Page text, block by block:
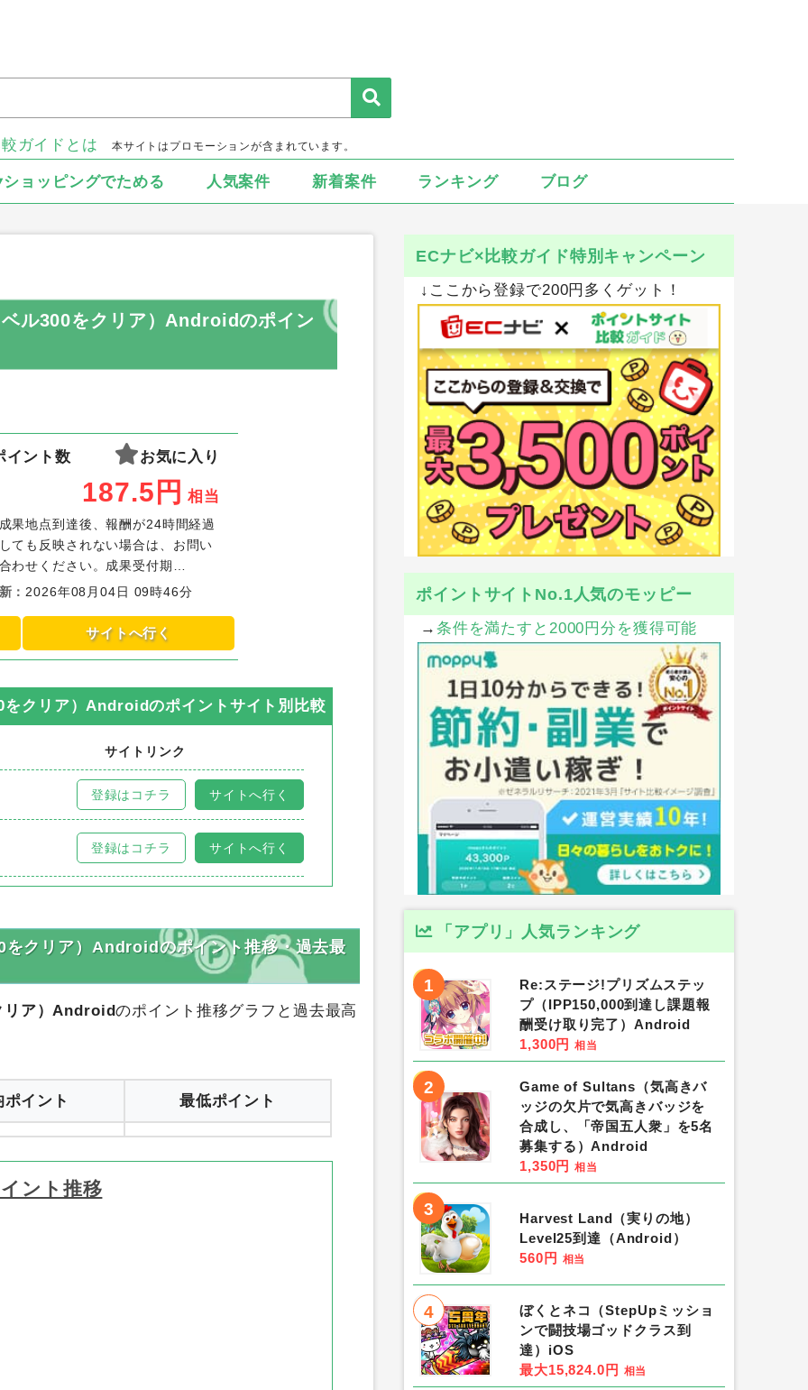
ガイドとは 本サイトはプロモーションが含まれています。
ショッピングでためる 人気案件 新着案件 ランキング ブログ
ル300をクリア）Androidのポイン
イント数 お気に入り
187.5 円 相当
果地点到達後、報酬が24時間経過
ても反映されない場合は、お問い
わせください。成果受付期
：広告クリックから30日以内
45日以内※掲載が終了した場合も
果受取期間内に達成された場合は
成果地点違いのキャンペーンを複
利用いただくことはできません。
点レベル10キャンペーン②アプリ
成果地点レベル20・インストール
にミッション中に表示があること
確認できたキャンペーンがご利用
ただけます。・キャンペーン①経
でインストールし、ミッション中
反映した後、キャンペーン②経由
に表示されません。■却下条件・
信環境が不安定な状態でアプリを
ンストールした場合・本広告を経
したアプリのインストールが確認
きない場合・過去に同一アプリを
ことがある場合・アプリを新規イ
ストールした端末に、異なる端末
データを引き継いで条件を達成し
引き継いで条件を達成した場合・
： 2026年08月04日 09時46分
サイトへ行く
をクリア）Androidのポイントサイト別比較
サイトリンク
登録はコチラ サイトへ行く
登録はコチラ サイトへ行く
ア）Android のポイント推移グラフと過去最高
ポイント
ECナビ×比較ガイド特別キャンペーン
↓ここから登録で200円多くゲット！
ポイントサイトNo.1人気のモッピー
→ 条件を満たすと2000円分を獲得可能
「アプリ」人気ランキング
1
Re:ステージ!プリズムステッ
プ（IPP150,000到達し課題報
酬受け取り完了）Android
1,300円 相当
2
Game of Sultans（気高きバ
ッジの欠片で気高きバッジを
合成し、「帝国五人衆」を5名
募集する）Android
1,350円 相当
3
Harvest Land（実りの地）
Level25到達（Android）
560円 相当
4
ぼくとネコ（StepUpミッショ
ンで闘技場ゴッドクラス到
達）iOS
最大15,824.0円 相当